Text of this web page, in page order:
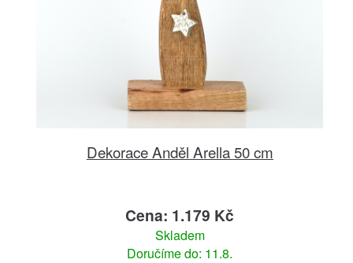
Dekorace Anděl Arella 50 cm
Cena: 1.179 Kč
Skladem
Doručíme do: 11.8.